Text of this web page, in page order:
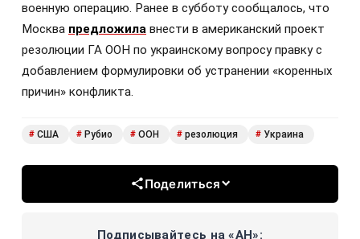
военную операцию. Ранее в субботу сообщалось, что
Москва предложила внести в американский проект
резолюции ГА ООН по украинскому вопросу правку с
добавлением формулировки об устранении «коренных
причин» конфликта.
# США # Рубио # ООН # резолюция # Украина
Поделиться
Подписывайтесь на «АН»: